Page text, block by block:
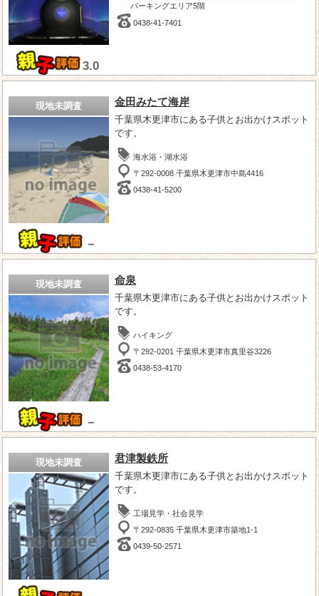
3.0
パーキングエリア5階
0438-41-7401
現地未調査
－
金田みたて海岸
千葉県木更津市にある子供とお出かけスポット
です。
海水浴・湖水浴
〒292-0008 千葉県木更津市中島4416
0438-41-5200
現地未調査
－
命泉
千葉県木更津市にある子供とお出かけスポット
です。
ハイキング
〒292-0201 千葉県木更津市真里谷3226
0438-53-4170
現地未調査 君津製鉄所
千葉県木更津市にある子供とお出かけスポット
です。
工場見学・社会見学
〒292-0835 千葉県木更津市築地1-1
0439-50-2571